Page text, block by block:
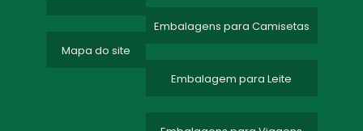
Mapa do site
Embalagens para Camisetas
Embalagem para Leite